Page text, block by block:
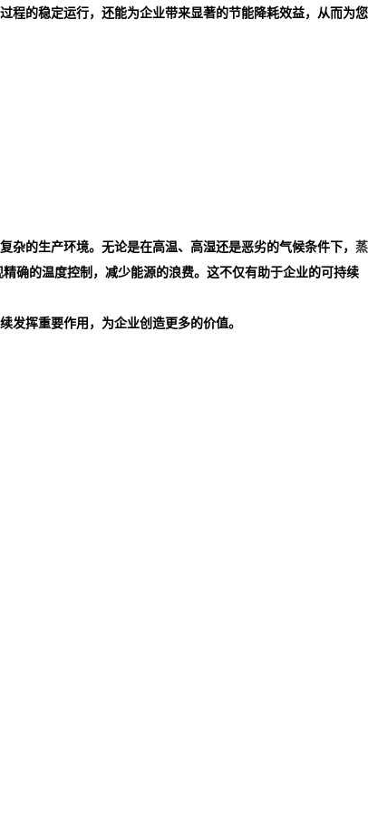
程的稳定运行，还能为企业带来显著的节能降耗效益，从而为您
的生产环境。无论是在高温、高湿还是恶劣的气候条件下， 蒸
确的温度控制，减少能源的浪费。这不仅有助于企业的可持续
挥重要作用，为企业创造更多的价值。